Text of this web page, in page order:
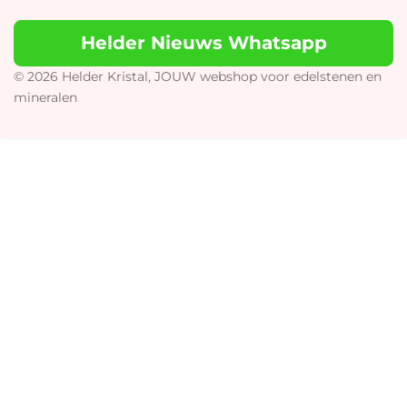
t
a
r
T
o
e
b
o
t
s
p
Helder Nieuws Whatsapp
© 2026 Helder Kristal, JOUW webshop voor edelstenen en
mineralen